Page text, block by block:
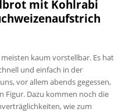
mit Kohlrabi
kaum vorstellbar. Es hat
und einfach in der
vor allem abends gegessen,
Figur. Dazu kommen noch die
wie zum